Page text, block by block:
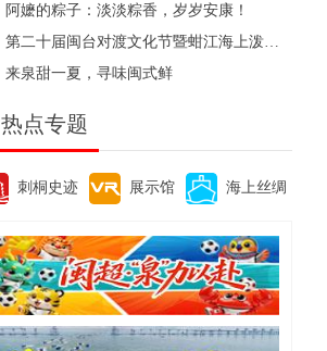
阿嬷的粽子：淡淡粽香，岁岁安康！
来泉甜一夏，寻味闽式鲜
热点专题
刺桐史迹 展示馆 海上丝绸